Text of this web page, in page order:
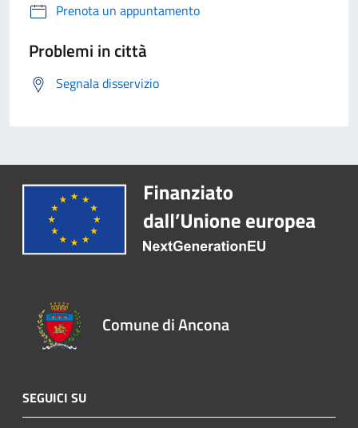
Prenota un appuntamento
Problemi in città
Segnala disservizio
Comune di Ancona
SEGUICI SU